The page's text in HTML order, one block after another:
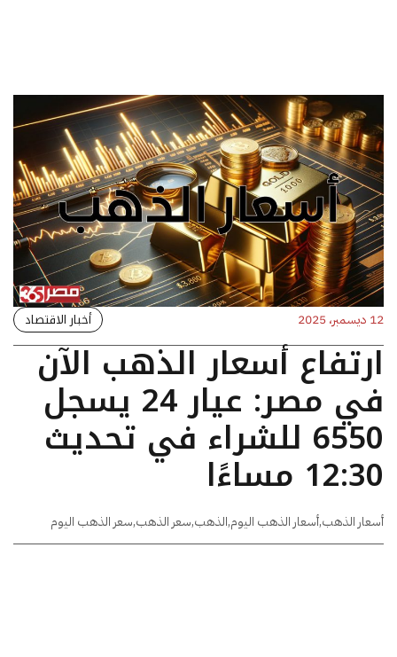
12 ديسمبر، 2025 أخبار الاقتصاد
ارتفاع أسعار الذهب الآن
في مصر: عيار 24 يسجل
6550 للشراء في تحديث
12:30 مساءًا
أسعار الذهب,أسعار الذهب اليوم,الذهب,سعر الذهب,سعر الذهب اليوم